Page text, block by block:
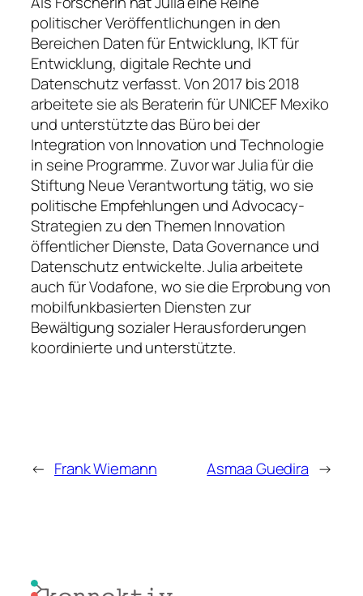
politischer Veröffentlichungen in den
Bereichen Daten für Entwicklung, IKT für
Entwicklung, digitale Rechte und
Datenschutz verfasst. Von 2017 bis 2018
arbeitete sie als Beraterin für UNICEF Mexiko
und unterstützte das Büro bei der
Integration von Innovation und Technologie
in seine Programme. Zuvor war Julia für die
Stiftung Neue Verantwortung tätig, wo sie
politische Empfehlungen und Advocacy-
Strategien zu den Themen Innovation
öffentlicher Dienste, Data Governance und
Datenschutz entwickelte. Julia arbeitete
auch für Vodafone, wo sie die Erprobung von
mobilfunkbasierten Diensten zur
Bewältigung sozialer Herausforderungen
koordinierte und unterstützte.
← Frank Wiemann Asmaa Guedira →